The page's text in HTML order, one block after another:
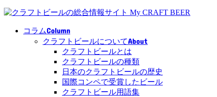
コラムColumn
クラフトビールについてAbout
クラフトビールとは
クラフトビールの種類
日本のクラフトビールの歴史
国際コンペで受賞したビール
クラフトビール用語集